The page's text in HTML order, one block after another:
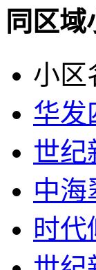
同区域
小区
华发
世纪
中海
时代